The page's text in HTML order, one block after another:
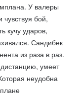
У валеры
бой,
кучу ударов,
Сандибек
из раза в раз.
умеет
неудобна